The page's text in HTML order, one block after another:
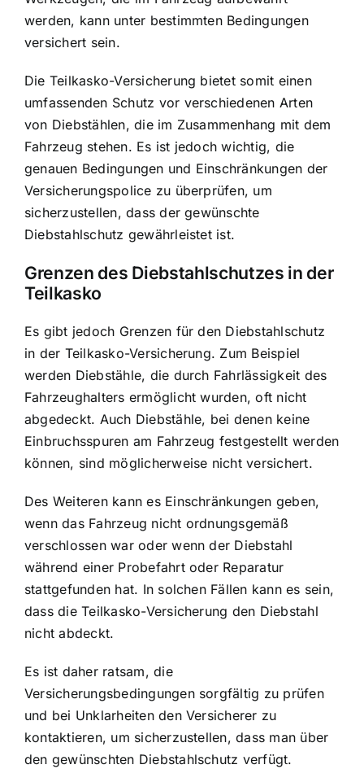
werden, kann unter bestimmten Bedingungen
versichert sein.
Die Teilkasko-Versicherung bietet somit einen
umfassenden Schutz vor verschiedenen Arten
von Diebstählen, die im Zusammenhang mit dem
Fahrzeug stehen. Es ist jedoch wichtig, die
genauen Bedingungen und Einschränkungen der
Versicherungspolice zu überprüfen, um
sicherzustellen, dass der gewünschte
Diebstahlschutz gewährleistet ist.
Grenzen des Diebstahlschutzes in der
Teilkasko
Es gibt jedoch Grenzen für den Diebstahlschutz
in der Teilkasko-Versicherung. Zum Beispiel
werden Diebstähle, die durch Fahrlässigkeit des
Fahrzeughalters ermöglicht wurden, oft nicht
abgedeckt. Auch Diebstähle, bei denen keine
Einbruchsspuren am Fahrzeug festgestellt werden
können, sind möglicherweise nicht versichert.
Des Weiteren kann es Einschränkungen geben,
wenn das Fahrzeug nicht ordnungsgemäß
verschlossen war oder wenn der Diebstahl
während einer Probefahrt oder Reparatur
stattgefunden hat. In solchen Fällen kann es sein,
dass die Teilkasko-Versicherung den Diebstahl
nicht abdeckt.
Es ist daher ratsam, die
Versicherungsbedingungen sorgfältig zu prüfen
und bei Unklarheiten den Versicherer zu
kontaktieren, um sicherzustellen, dass man über
den gewünschten Diebstahlschutz verfügt.